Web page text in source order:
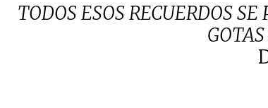
TODOS ESOS RECUERDOS